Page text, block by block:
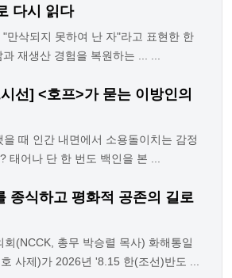
다시 읽다
만삭되지 못하여 난 자"라고 표현한 한
재생산 경험을 복원하는 ... ...
선] <호프>가 묻는 이방인의
때 인간 내면에서 소용돌이치는 감정
태어나 단 한 번도 백인을 본 ...
종식하고 평화적 공존의 길로
회(NCCK, 총무 박승렬 목사) 화해통일
사제)가 2026년 '8.15 한(조선)반도 ...